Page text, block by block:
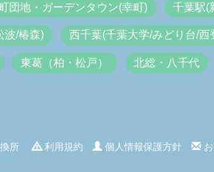
団地・ガーデンタウン(幸町) 千葉駅(
波/椿森) 西千葉(千葉大学/みどり台/西
東葛（柏・松戸） 北総・八千代
所 利用規約 個人情報保護方針 お